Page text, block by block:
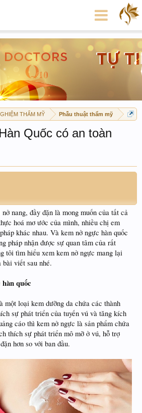
THẨM MỸ Phẫu thuật thẩm mỹ
Quốc có an toàn
nang, đầy đặn là mong muốn của tất cả
hoá mơ ước của mình, nhiều chị em
khác nhau. Và kem nở ngực hàn quốc
pháp nhận được sự quan tâm của rất
tôi tìm hiểu xem kem nở ngực mang lại
bài viết sau nhé.
quốc
một loại kem dưỡng da chứa các thành
sự phát triển của tuyến vú và tăng kích
cáo thì kem nở ngực là sản phẩm chứa
thích sự phát triển mô mỡ ở vú, hỗ trợ
hơn so với ban đầu.